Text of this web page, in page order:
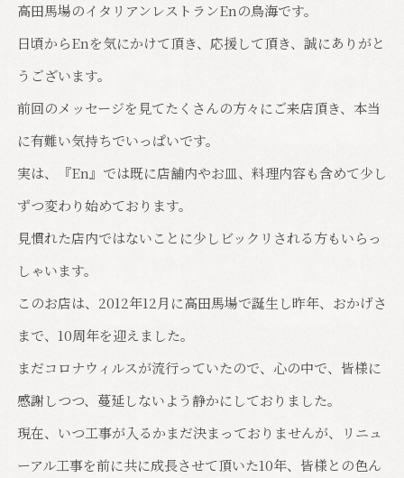
高田馬場のイタリアンレストランEnの鳥海です。
日頃からEnを気にかけて頂き、応援して頂き、誠にありがと
うございます。
前回のメッセージを見てたくさんの方々にご来店頂き、本当
に有難い気持ちでいっぱいです。
実は、『En』では既に店舗内やお皿、料理内容も含めて少し
ずつ変わり始めております。
見慣れた店内ではないことに少しビックリされる方もいらっ
しゃいます。
このお店は、2012年12月に高田馬場で誕生し昨年、おかげさ
まで、10周年を迎えました。
まだコロナウィルスが流行っていたので、心の中で、皆様に
感謝しつつ、蔓延しないよう静かにしておりました。
現在、いつ工事が入るかまだ決まっておりませんが、リニュ
ーアル工事を前に共に成長させて頂いた10年、皆様との色ん